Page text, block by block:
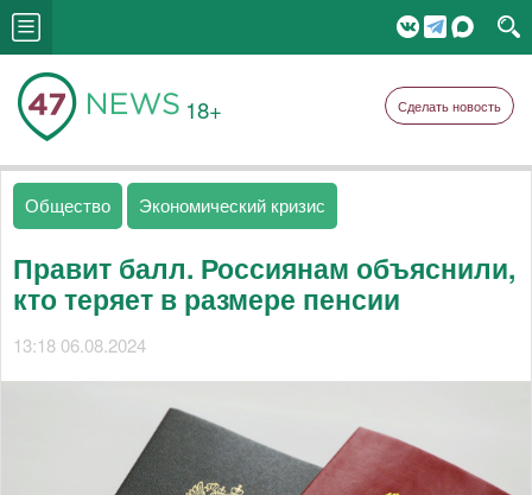
18+ Сделать новость
Общество Экономический кризис
Правит балл. Россиянам объяснили,
кто теряет в размере пенсии
13:18 06.08.2024